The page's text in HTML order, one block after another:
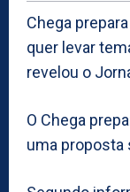
Chega
quer levar
revelou o
O Chega
uma proposta